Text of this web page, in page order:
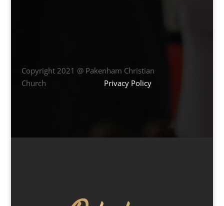
Copyright 2021 @ Pakenham Christian
Church Privacy Policy